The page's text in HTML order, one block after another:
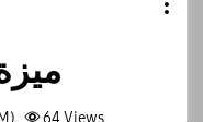
64Views